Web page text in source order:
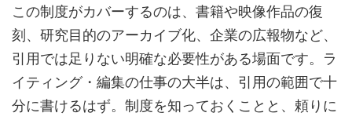
この制度がカバーするのは、書籍や映像作品の復
刻、研究目的のアーカイブ化、企業の広報物など、
引用では足りない明確な必要性がある場面です。ラ
イティング・編集の仕事の大半は、引用の範囲で十
分に書けるはず。制度を知っておくことと、頼りに